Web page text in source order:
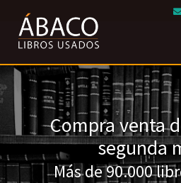
Compra venta
segunda
Más de 90.000